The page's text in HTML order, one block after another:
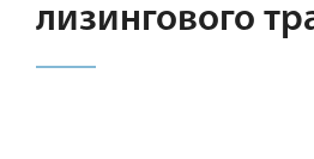
лизингового